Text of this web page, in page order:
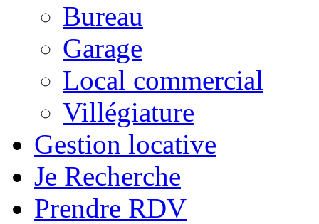
Bureau
Garage
Local commercial
Villégiature
Gestion locative
Je Recherche
Prendre RDV